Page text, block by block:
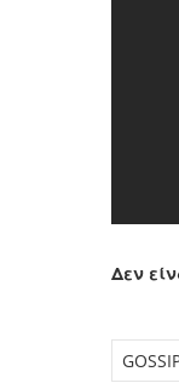
Δεν